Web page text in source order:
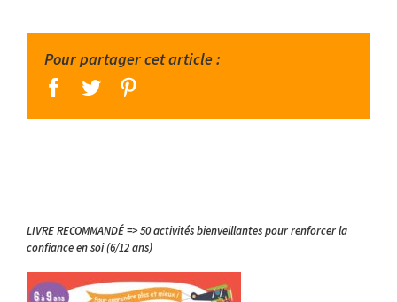
Pour partager cet article :
facebook
twitter
LIVRE RECOMMANDÉ => 50 activités bienveillantes pour renforcer la
confiance en soi (6/12 ans)